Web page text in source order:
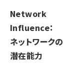
Network
Influence：
ネットワークの
潜在能力